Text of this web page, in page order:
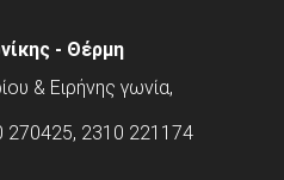
- Θέρμη
& Ειρήνης γωνία,
270425, 2310 221174